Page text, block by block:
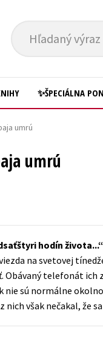
Hľadaný výraz
vedy
Krížovky
Počítače
✨ŠPECIÁLNA
umrú
umrú
hodín života...
na svetovej
Obávaný telefonát
nie sú normálne
nich však nečakal, že